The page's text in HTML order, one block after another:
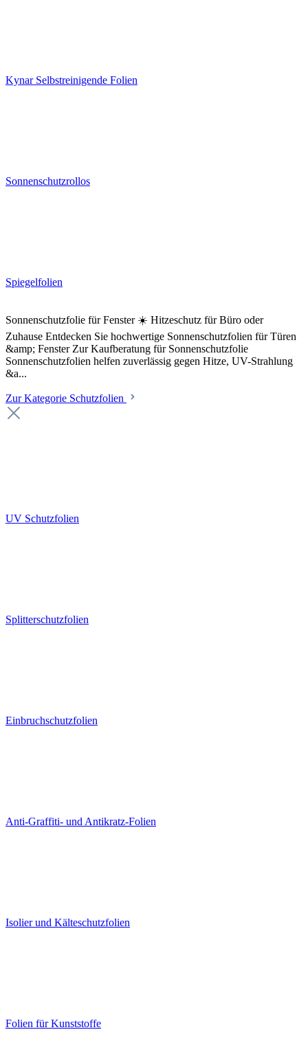
Kynar Selbstreinigende Folien
Sonnenschutzrollos
Spiegelfolien
Sonnenschutzfolie für Fenster ☀️ Hitzeschutz für Büro oder
Zuhause Entdecken Sie hochwertige Sonnenschutzfolien für Türen
&amp; Fenster Zur Kaufberatung für Sonnenschutzfolie
Sonnenschutzfolien helfen zuverlässig gegen Hitze, UV-Strahlung
&a...
Zur Kategorie Schutzfolien
UV Schutzfolien
Splitterschutzfolien
Einbruchschutzfolien
Anti-Graffiti- und Antikratz-Folien
Isolier und Kälteschutzfolien
Folien für Kunststoffe